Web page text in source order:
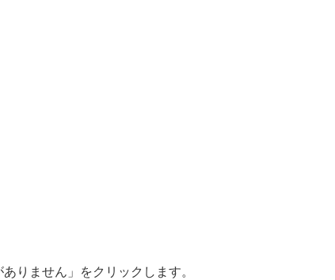
りません」をクリックします。